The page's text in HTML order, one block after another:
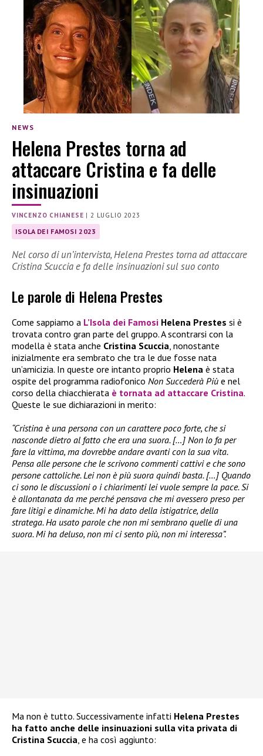
NEWS
Helena Prestes torna ad
attaccare Cristina e fa delle
insinuazioni
VINCENZO CHIANESE | 2 LUGLIO 2023
ISOLA DEI FAMOSI 2023
Nel corso di un’intervista, Helena Prestes torna ad attaccare
Cristina Scuccia e fa delle insinuazioni sul suo conto
Le parole di Helena Prestes
Come sappiamo a L’Isola dei Famosi Helena Prestes si è
trovata contro gran parte del gruppo. A scontrarsi con la
modella è stata anche Cristina Scuccia , nonostante
inizialmente era sembrato che tra le due fosse nata
un’amicizia. In queste ore intanto proprio Helena è stata
ospite del programma radiofonico Non Succederà Più e nel
corso della chiacchierata è tornata ad attaccare Cristina.
Queste le sue dichiarazioni in merito:
“Cristina è una persona con un carattere poco forte, che si
nasconde dietro al fatto che era una suora. […] Non lo fa per
fare la vittima, ma dovrebbe andare avanti con la sua vita.
Pensa alle persone che le scrivono commenti cattivi e che sono
persone cattoliche. Lei non è più suora quindi basta. […] Quando
ci sono le discussioni o i chiarimenti lei vuole sempre la pace. Si
è allontanata da me perché pensava che mi avessero preso per
fare litigi e dinamiche. Mi ha dato della istigatrice, della
stratega. Ha usato parole che non mi sembrano quelle di una
suora. Mi ha deluso, non mi ci sento più, non mi interessa”.
Ma non è tutto. Successivamente infatti Helena Prestes
ha fatto anche delle insinuazioni sulla vita privata di
Cristina Scuccia , e ha così aggiunto: